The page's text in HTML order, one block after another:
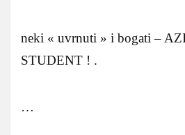
neki « uvrnuti » i bogati –
STUDENT ! .
…